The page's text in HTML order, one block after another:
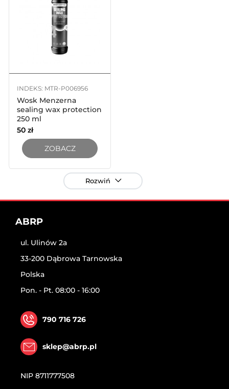
INDEKS: MTR-P006956
Wosk Menzerna
sealing wax protection
250 ml
50 zł
ZOBACZ
Rozwiń
ABRP
ul. Ulinów 2a
33-200 Dąbrowa Tarnowska
Polska
Pon. - Pt. 08:00 - 16:00
790 716 726
sklep@abrp.pl
NIP 8711777508